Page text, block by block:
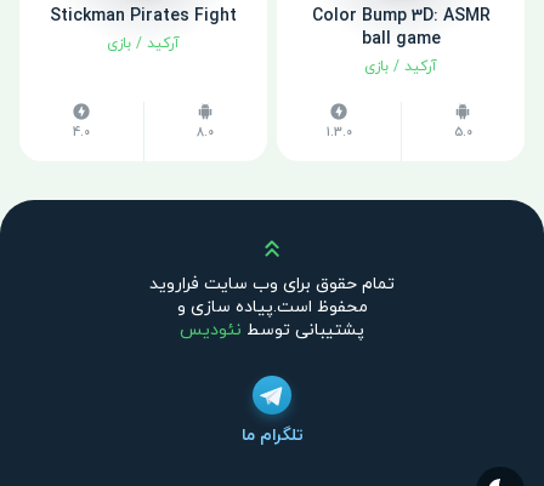
Color Bump 3D: ASMR
ball game
آرکید / بازی
5.0
1.3.0
Stickman Pirates Fight
آرکید / بازی
8.0
4.0
بالا
تمام حقوق برای وب سایت فراروید
محفوظ است.پیاده سازی و
پشتیبانی توسط نئودیس
تلگرام ما